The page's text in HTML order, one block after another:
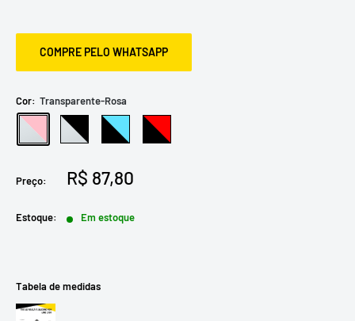
COMPRE PELO WHATSAPP
Cor: Transparente-Rosa
Transparente-
Rosa
Transparente-
Preto
Preto-
Azul
Preto-
vermelho
Preço:
Preço
R$ 87,80
Estoque: Em estoque
Tabela de medidas